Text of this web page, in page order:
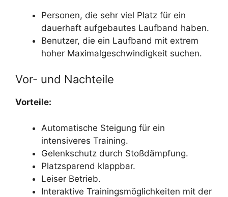
Personen, die sehr viel Platz für ein
dauerhaft aufgebautes Laufband haben.
Benutzer, die ein Laufband mit extrem
hoher Maximalgeschwindigkeit suchen.
Vor- und Nachteile
Vorteile:
Automatische Steigung für ein
intensiveres Training.
Gelenkschutz durch Stoßdämpfung.
Platzsparend klappbar.
Leiser Betrieb.
Interaktive Trainingsmöglichkeiten mit der